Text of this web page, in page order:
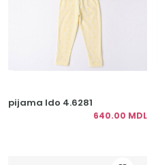
pijama Ido 4.6281
640.00 MDL